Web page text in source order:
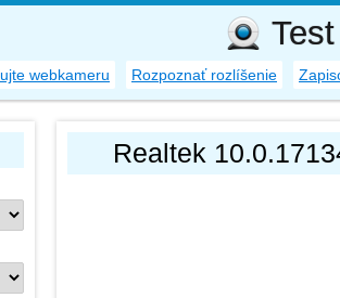
webkameru Rozpoznať rozlíšenie
Realtek